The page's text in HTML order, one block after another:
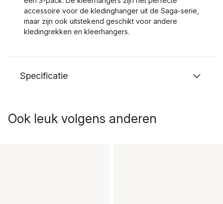
accessoire voor de kledinghanger uit de Saga-serie,
maar zijn ook uitstekend geschikt voor andere
kledingrekken en kleerhangers.
Specificatie
Ook leuk volgens anderen